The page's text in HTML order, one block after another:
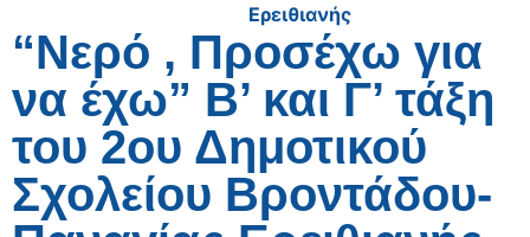
Ερειθιανής
“Νερό , Προσέχω για
να έχω” Β’ και Γ’ τάξη
του 2ου Δημοτικού
Σχολείου Βροντάδου-